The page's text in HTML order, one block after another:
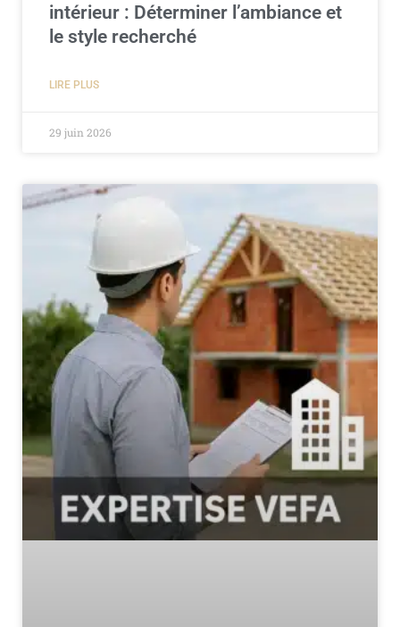
intérieur : Déterminer l’ambiance et
le style recherché
LIRE PLUS
29 juin 2026